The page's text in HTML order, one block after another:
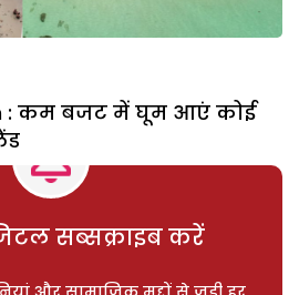
: कम बजट में घूम आएं कोई
सब्सक्राइब करें